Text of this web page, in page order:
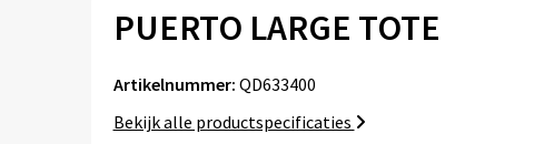
PUERTO LARGE TOTE
Artikelnummer: QD633400
Bekijk alle productspecificaties